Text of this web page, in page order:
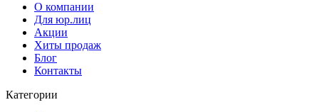
О компании
Для юр.лиц
Акции
Хиты продаж
Блог
Контакты
Категории